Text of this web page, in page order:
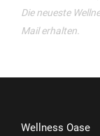
Die neueste
Mail erhalten.
Wellness Oase